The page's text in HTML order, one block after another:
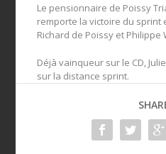
Le pensionnaire de Poissy
remporte la victoire du sprint
Richard de Poissy et Philippe
Déjà vainqueur sur le CD,
sur la distance sprint.